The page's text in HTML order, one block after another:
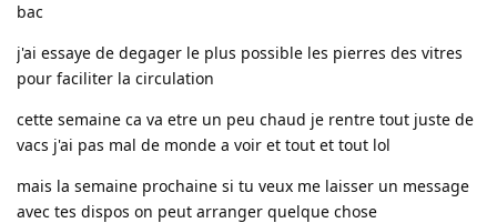
bac
j'ai essaye de degager le plus possible les pierres des vitres
pour faciliter la circulation
cette semaine ca va etre un peu chaud je rentre tout juste de
vacs j'ai pas mal de monde a voir et tout et tout lol
mais la semaine prochaine si tu veux me laisser un message
avec tes dispos on peut arranger quelque chose